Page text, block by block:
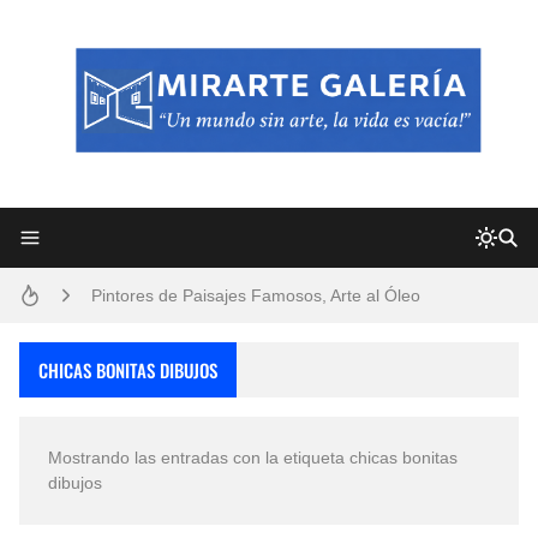
Pintores de Paisajes Famosos, Arte al Óleo
CHICAS BONITAS DIBUJOS
Mostrando las entradas con la etiqueta chicas bonitas
dibujos